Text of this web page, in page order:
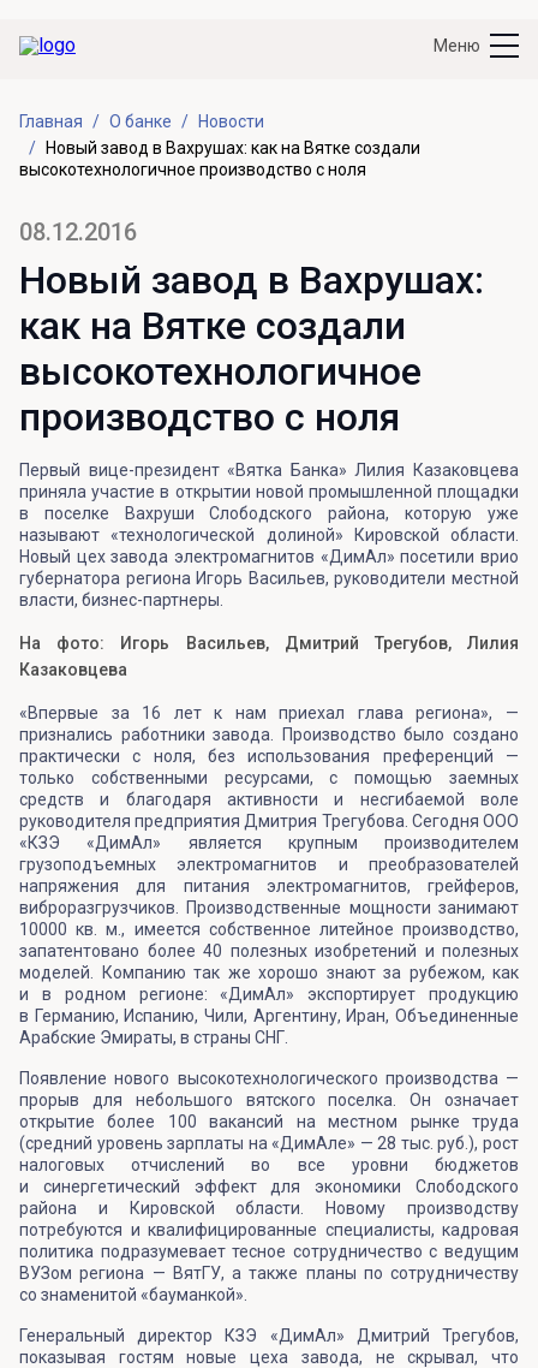
Меню
Главная О банке
Новости
Новый завод в Вахрушах: как на Вятке создали
высокотехнологичное производство с ноля
08.12.2016
Новый завод в Вахрушах:
как на Вятке создали
высокотехнологичное
производство с ноля
Первый вице-президент «Вятка Банка» Лилия Казаковцева
приняла участие в открытии новой промышленной площадки
в поселке Вахруши Слободского района, которую уже
называют «технологической долиной» Кировской области.
Новый цех завода электромагнитов «ДимАл» посетили врио
губернатора региона Игорь Васильев, руководители местной
власти, бизнес-партнеры.
На фото: Игорь Васильев, Дмитрий Трегубов, Лилия
Казаковцева
«Впервые за 16 лет к нам приехал глава региона», —
признались работники завода. Производство было создано
практически с ноля, без использования преференций —
только собственными ресурсами, с помощью заемных
средств и благодаря активности и несгибаемой воле
руководителя предприятия Дмитрия Трегубова. Сегодня ООО
«КЗЭ «ДимАл» является крупным производителем
грузоподъемных электромагнитов и преобразователей
напряжения для питания электромагнитов, грейферов,
виброразгрузчиков. Производственные мощности занимают
10000 кв. м., имеется собственное литейное производство,
запатентовано более 40 полезных изобретений и полезных
моделей. Компанию так же хорошо знают за рубежом, как
и в родном регионе: «ДимАл» экспортирует продукцию
в Германию, Испанию, Чили, Аргентину, Иран, Объединенные
Арабские Эмираты, в страны СНГ.
Появление нового высокотехнологического производства —
прорыв для небольшого вятского поселка. Он означает
открытие более 100 вакансий на местном рынке труда
(средний уровень зарплаты на «ДимАле» — 28 тыс. руб.), рост
налоговых отчислений во все уровни бюджетов
и синергетический эффект для экономики Слободского
района и Кировской области. Новому производству
потребуются и квалифицированные специалисты, кадровая
политика подразумевает тесное сотрудничество с ведущим
ВУЗом региона — ВятГУ, а также планы по сотрудничеству
со знаменитой «бауманкой».
Генеральный директор КЗЭ «ДимАл» Дмитрий Трегубов,
показывая гостям новые цеха завода, не скрывал, что